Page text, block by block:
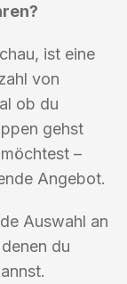
ist eine
von
ob du
gehst
–
Angebot.
Auswahl an
du